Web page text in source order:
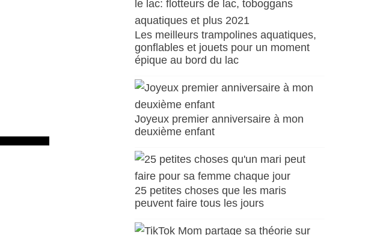
Les meilleurs trampolines aquatiques,
gonflables et jouets pour un moment
épique au bord du lac
Joyeux premier anniversaire à mon
deuxième enfant
25 petites choses que les maris
peuvent faire tous les jours